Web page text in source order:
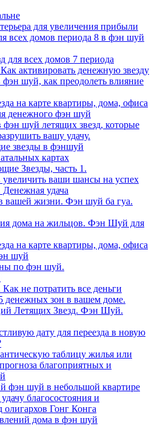
для увеличения прибыли
всех домов периода 8 в фэн шуй
для всех домов 7 периода
активировать денежную звезду
шуй, как преодолеть влияние
на карте квартиры, дома, офиса
денежного фэн шуй
шуй летящих звезд, которые
вашу удачу.
звезды в фэншуй
картах
Звезды, часть 1.
увеличить ваши шансы на успех
удача
вашей жизни. Фэн шуй ба гуа.
дома на жильцов. Фэн Шуй для
на карте квартиры, дома, офиса
шуй
по фэн шуй.
не потратить все деньги
денежных зон в вашем доме.
Летящих Звезд. Фэн Шуй.
дату для переезда в новую
таблицу жилья или
благоприятных и
фэн шуй в небольшой квартире
благосостояния и
Гонг Конга
дома в фэн шуй